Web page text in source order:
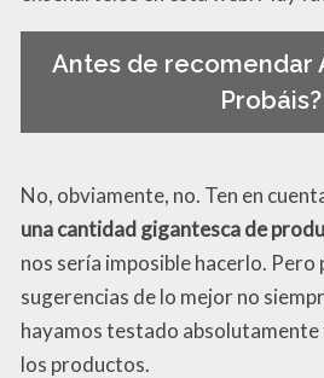
Antes de recomendar
Probáis?
No, obviamente, no. Ten en
una cantidad gigantesca de
nos sería imposible hacerlo. Pero
sugerencias de lo mejor no
hayamos testado absolutamente
los productos.